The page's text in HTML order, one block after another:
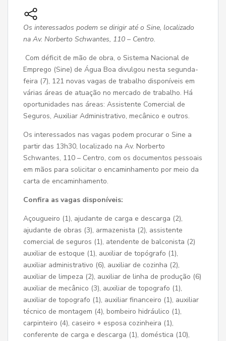
Os interessados podem se dirigir até o Sine, localizado
na Av. Norberto Schwantes, 110 – Centro.
Com déficit de mão de obra, o Sistema Nacional de
Emprego (Sine) de Água Boa divulgou nesta segunda-
feira (7), 121 novas vagas de trabalho disponíveis em
várias áreas de atuação no mercado de trabalho. Há
oportunidades nas áreas: Assistente Comercial de
Seguros, Auxiliar Administrativo, mecânico e outros.
Os interessados nas vagas podem procurar o Sine a
partir das 13h30, localizado na Av. Norberto
Schwantes, 110 – Centro, com os documentos pessoais
em mãos para solicitar o encaminhamento por meio da
carta de encaminhamento.
Confira as vagas disponíveis:
Açougueiro (1), ajudante de carga e descarga (2),
ajudante de obras (3), armazenista (2), assistente
comercial de seguros (1), atendente de balconista (2)
auxiliar de estoque (1), auxiliar de topógrafo (1),
auxiliar administrativo (6), auxiliar de cozinha (2),
auxiliar de limpeza (2), auxiliar de linha de produção (6)
auxiliar de mecânico (3), auxiliar de topografo (1),
auxiliar de topografo (1), auxiliar financeiro (1), auxiliar
técnico de montagem (4), bombeiro hidráulico (1),
carpinteiro (4), caseiro + esposa cozinheira (1),
conferente de carga e descarga (1), doméstica (10),